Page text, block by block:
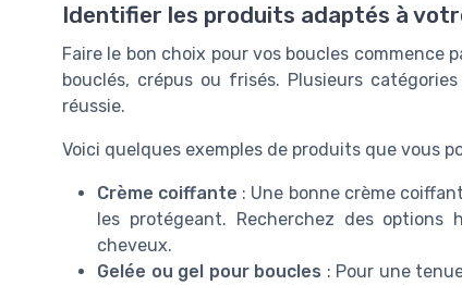
Identifier les produits adaptés à
Faire le bon choix pour vos boucles commence
bouclés, crépus ou frisés. Plusieurs
réussie.
Voici quelques exemples de produits que vous
Crème coiffante : Une bonne crème
les protégeant. Recherchez des
cheveux.
Gelée ou gel pour boucles : Pour une